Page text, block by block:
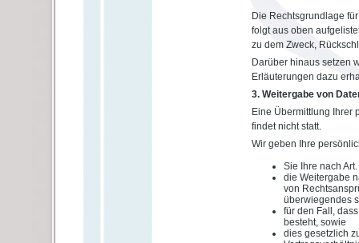
Die Rechtsgrundlage
folgt aus oben
zu dem Zweck,
Darüber hinaus setzen
Erläuterungen dazu
3. Weitergabe von
Eine Übermittlung Ihrer
findet nicht statt.
Wir geben Ihre
Sie Ihre nach
die Weitergabe
von
überwiegendes
für den Fall,
besteht, sowie
dies gesetzlich